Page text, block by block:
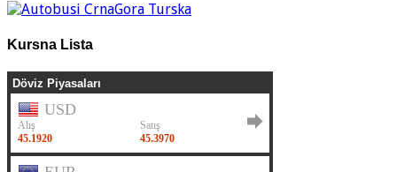
Kursna Lista